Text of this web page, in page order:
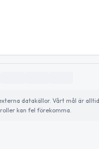
datakällor. Vårt mål är
kan fel förekomma.